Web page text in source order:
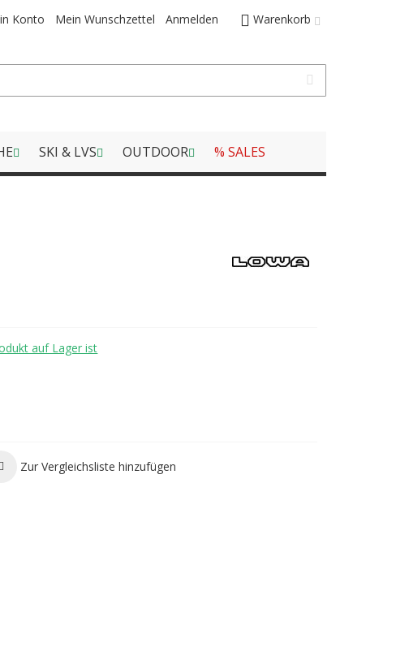
Warenkorb
Konto Mein Wunschzettel Anmelden
SKI & LVS OUTDOOR % SALES
auf Lager ist
Zur Vergleichsliste hinzufügen